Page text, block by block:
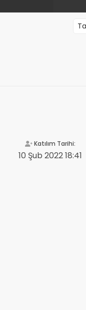
Katılım Tarihi:
10 Şub 2022 18:41